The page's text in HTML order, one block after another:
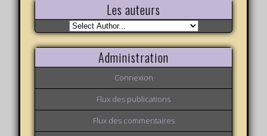
Les auteurs
Administration
Connexion
Flux des publications
Flux des commentaires